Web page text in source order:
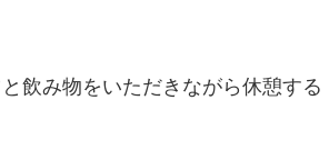
飲み物をいただきながら休憩する